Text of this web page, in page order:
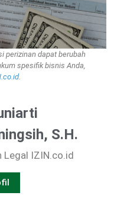
perizinan dapat berubah
spesifik bisnis Anda,
.
S.H.
Legal IZIN.co.id